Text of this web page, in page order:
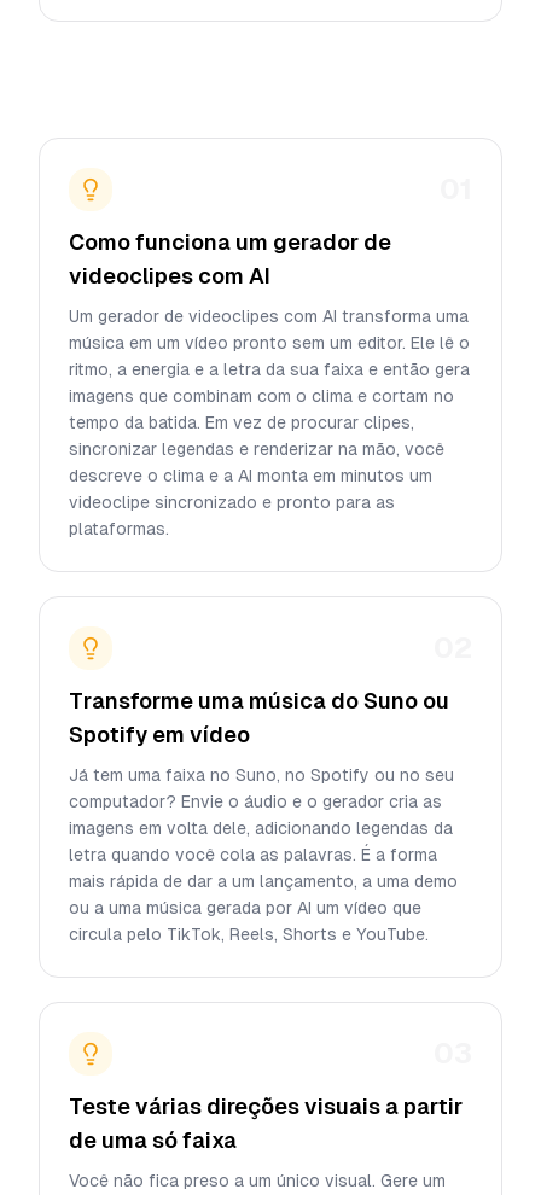
Como funciona um gerador de
videoclipes com AI
Um gerador de videoclipes com AI transforma uma
música em um vídeo pronto sem um editor. Ele lê o
ritmo, a energia e a letra da sua faixa e então gera
imagens que combinam com o clima e cortam no
tempo da batida. Em vez de procurar clipes,
sincronizar legendas e renderizar na mão, você
descreve o clima e a AI monta em minutos um
videoclipe sincronizado e pronto para as
plataformas.
Transforme uma música do Suno ou
Spotify em vídeo
Já tem uma faixa no Suno, no Spotify ou no seu
computador? Envie o áudio e o gerador cria as
imagens em volta dele, adicionando legendas da
letra quando você cola as palavras. É a forma
mais rápida de dar a um lançamento, a uma demo
ou a uma música gerada por AI um vídeo que
circula pelo TikTok, Reels, Shorts e YouTube.
Teste várias direções visuais a partir
de uma só faixa
Você não fica preso a um único visual. Gere um